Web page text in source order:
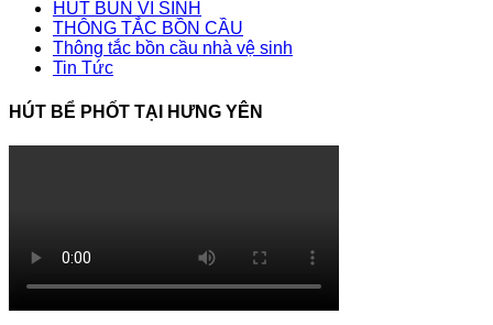
HÚT BÙN VI SINH
THÔNG TẮC BỒN CẦU
Thông tắc bồn cầu nhà vệ sinh
Tin Tức
HÚT BỂ PHỐT TẠI HƯNG YÊN